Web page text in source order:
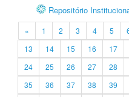
Repositório
« 1 2 3 4 5
13
14 15 16 17
24
25 26 27 28
35
36 37 38 39